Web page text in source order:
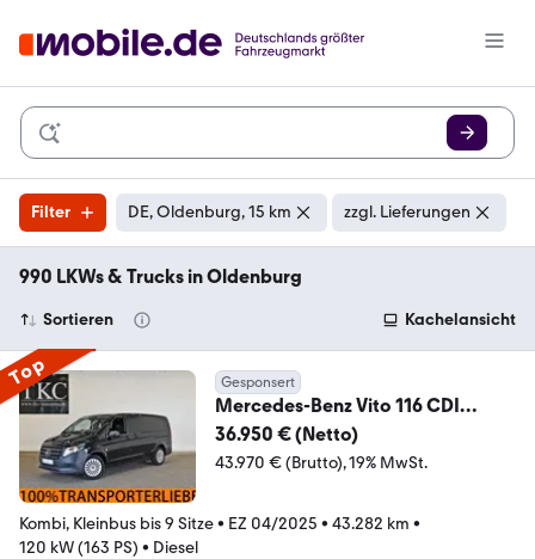
Filter DE, Oldenburg, 15 km zzgl. Lieferungen
990 LKWs & Trucks in Oldenburg
Sortieren Kachelansicht
Top Gesponsert
Mercedes-Benz Vito 116 CDI
Tourer Pro 9.Sitze lang 2xA/C
#T175
36.950 € (Netto)
43.970 € (Brutto) 19% MwSt.
Kombi, Kleinbus bis 9 Sitze• EZ 04/2025 • 43.282 km •
120 kW (163 PS) • Diesel